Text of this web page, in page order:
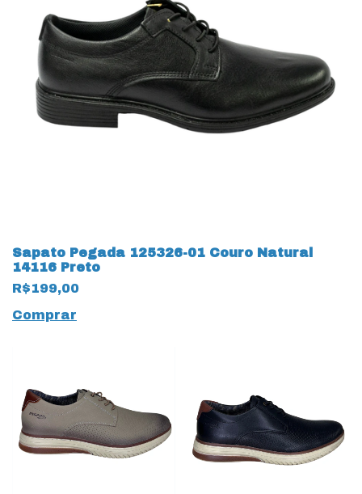
Sapato Pegada 125326-01 Couro Natural
14116 Preto
R$199,00
Comprar